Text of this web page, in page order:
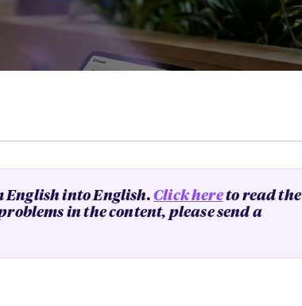
English into English. Click hereto read the
in the content, please send a